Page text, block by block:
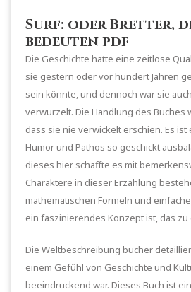
Surf: oder Bretter,
bedeuten pdf
Die Geschichte hatte eine zeitlose
sie gestern oder vor hundert Jahren
sein könnte, und dennoch war sie
verwurzelt. Die Handlung des Buches
dass sie nie verwickelt erschien. Es ist
Humor und Pathos so geschickt
dieses hier schaffte es mit
Charaktere in dieser Erzählung
mathematischen Formeln und
ein faszinierendes Konzept ist, das
Die Weltbeschreibung bücher
einem Gefühl von Geschichte und
beeindruckend war. Dieses Buch ist